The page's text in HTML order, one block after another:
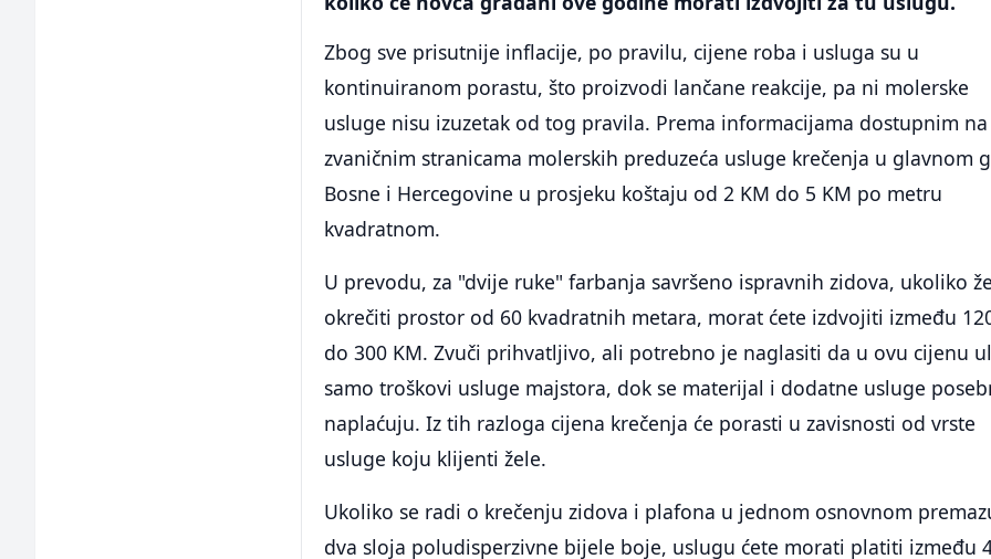
Zbog sve prisutnije inflacije, po pravilu, cijene roba i usluga su u
kontinuiranom porastu, što proizvodi lančane reakcije, pa ni molerske
usluge nisu izuzetak od tog pravila. Prema informacijama dostupnim na
zvaničnim stranicama molerskih preduzeća usluge krečenja u glavnom
Bosne i Hercegovine u prosjeku koštaju od 2 KM do 5 KM po metru
kvadratnom.
U prevodu, za "dvije ruke" farbanja savršeno ispravnih zidova, ukoliko
okrečiti prostor od 60 kvadratnih metara, morat ćete izdvojiti između
do 300 KM. Zvuči prihvatljivo, ali potrebno je naglasiti da u ovu cijenu
samo troškovi usluge majstora, dok se materijal i dodatne usluge
naplaćuju. Iz tih razloga cijena krečenja će porasti u zavisnosti od vrste
usluge koju klijenti žele.
Ukoliko se radi o krečenju zidova i plafona u jednom osnovnom
dva sloja poludisperzivne bijele boje, uslugu ćete morati platiti između